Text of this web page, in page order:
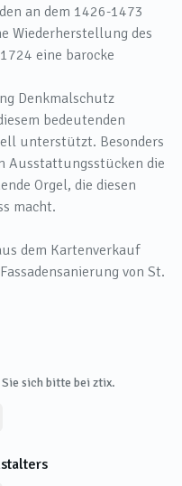
an dem 1426-1473
Wiederherstellung des
eine barocke
Denkmalschutz
bedeutenden
unterstützt. Besonders
Ausstattungsstücken die
Orgel, die diesen
macht.
dem Kartenverkauf
von St.
sich bitte bei ztix.